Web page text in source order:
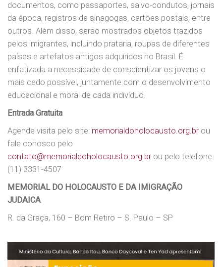
documentos, como passaportes, salvo-condutos, jornais
da época, registros de sinagogas, cartões postais, entre
outros. Além disso, serão mostrados objetos trazidos
pelos imigrantes, incluindo prataria, roupas de diferentes
países e artefatos antigos adquiridos no Brasil. É
enfatizada a necessidade de conscientizar os jovens o
mais cedo possível, juntamente com o desenvolvimento
educacional e moral de cada indivíduo.
Entrada Gratuita
Agende visita pelo site: memorialdoholocausto.org.br ou
fale conosco pelo
contato@memorialdoholocausto.org.br ou pelo telefone
(11) 3331-4507
MEMORIAL DO HOLOCAUSTO E DA IMIGRAÇÃO
JUDAICA
R. da Graça, 160 – Bom Retiro – S. Paulo – SP